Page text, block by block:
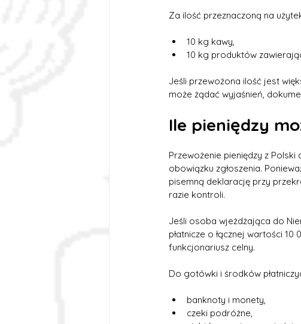
Za ilość przeznaczoną na
10 kg kawy,
10 kg produktów
Jeśli przewożona ilość jest
może żądać wyjaśnień,
Ile pieniędzy
Przewożenie pieniędzy z
obowiązku zgłoszenia.
pisemną deklarację przy
razie kontroli.
Jeśli osoba wjeżdżająca do
płatnicze o łącznej wartości
funkcjonariusz celny.
Do gotówki i środków
banknoty i monety,
czeki podróżne,